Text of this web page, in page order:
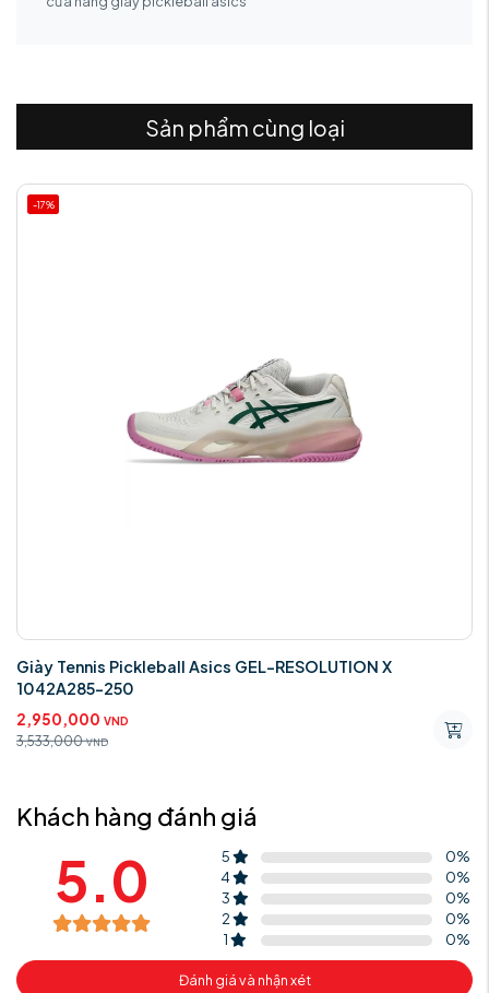
Sản phẩm cùng loại
-17%
Giày Tennis Pickleball Asics GEL-RESOLUTION X
1042A285-250
2,950,000 VND
3,533,000 VND
Khách hàng đánh giá
5.0 5 0%
4
0%
3
0%
2
0%
1
0%
Đánh giá và nhận xét